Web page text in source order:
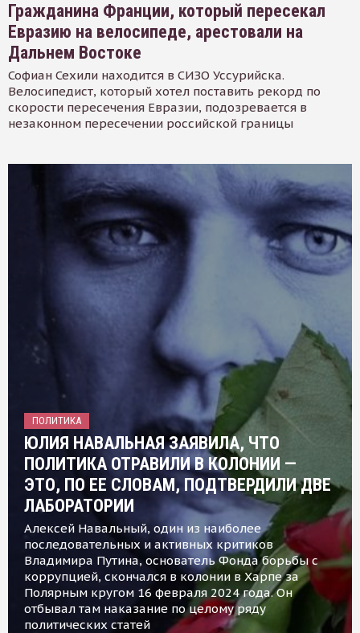
Гражданина Франции, который пересекал
Евразию на велосипеде, арестовали на
Дальнем Востоке
Софиан Сехили находится в СИЗО Уссурийска.
Велосипедист, который хотел поставить рекорд по
скорости пересечения Евразии, подозревается в
незаконном пересечении российской границы
ПОЛИТИКА
ЮЛИЯ НАВАЛЬНАЯ ЗАЯВИЛА, ЧТО
ПОЛИТИКА ОТРАВИЛИ В КОЛОНИИ —
ЭТО, ПО ЕЕ СЛОВАМ, ПОДТВЕРДИЛИ ДВЕ
ЛАБОРАТОРИИ
Алексей Навальный, один из наиболее
последовательных и активных критиков
Владимира Путина, основатель Фонда борьбы с
коррупцией, скончался в колонии в Харпе за
Полярным кругом 16 февраля 2024 года. Он
отбывал там наказание по целому ряду
политических статей